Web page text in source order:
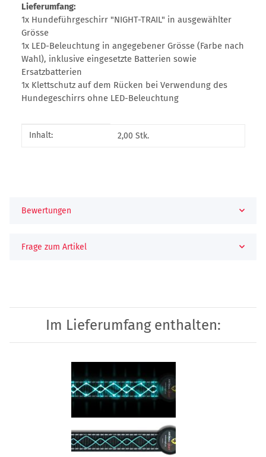
Lieferumfang:
1x Hundeführgeschirr "NIGHT-TRAIL" in ausgewählter
Grösse
1x LED-Beleuchtung in angegebener Grösse (Farbe nach
Wahl), inklusive eingesetzte Batterien sowie
Ersatzbatterien
1x Klettschutz auf dem Rücken bei Verwendung des
Hundegeschirrs ohne LED-Beleuchtung
Produkteigenschaft
Wert
Inhalt: 2,00 Stk.
Bewertungen
Frage zum Artikel
Im Lieferumfang enthalten: